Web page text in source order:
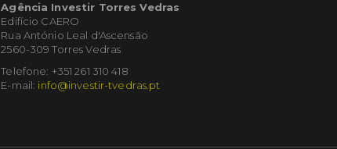
Agência Investir Torres Vedras
Edifício CAERO
Rua António Leal d'Ascensão
2560-309 Torres Vedras
Telefone: +351 261 310 418
E-mail: info@investir-tvedras.pt